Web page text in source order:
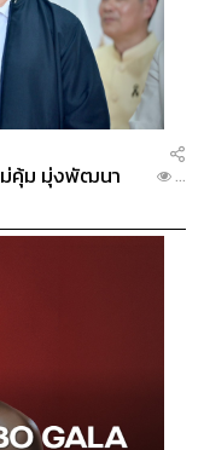
ม่คุ้ม มุ่งพัฒนา
...